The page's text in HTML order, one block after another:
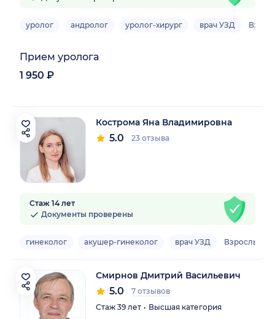
уролог андролог уролог-хирург врач УЗД
Прием уролога
1 950 ₽
Кострома Яна Владимировна
5.0 23 отзыва
Стаж 14 лет
Документы проверены
гинеколог акушер-гинеколог врач УЗД Взрослый
Смирнов Дмитрий Васильевич
5.0
7 отзывов
Стаж 39 лет
Высшая категория